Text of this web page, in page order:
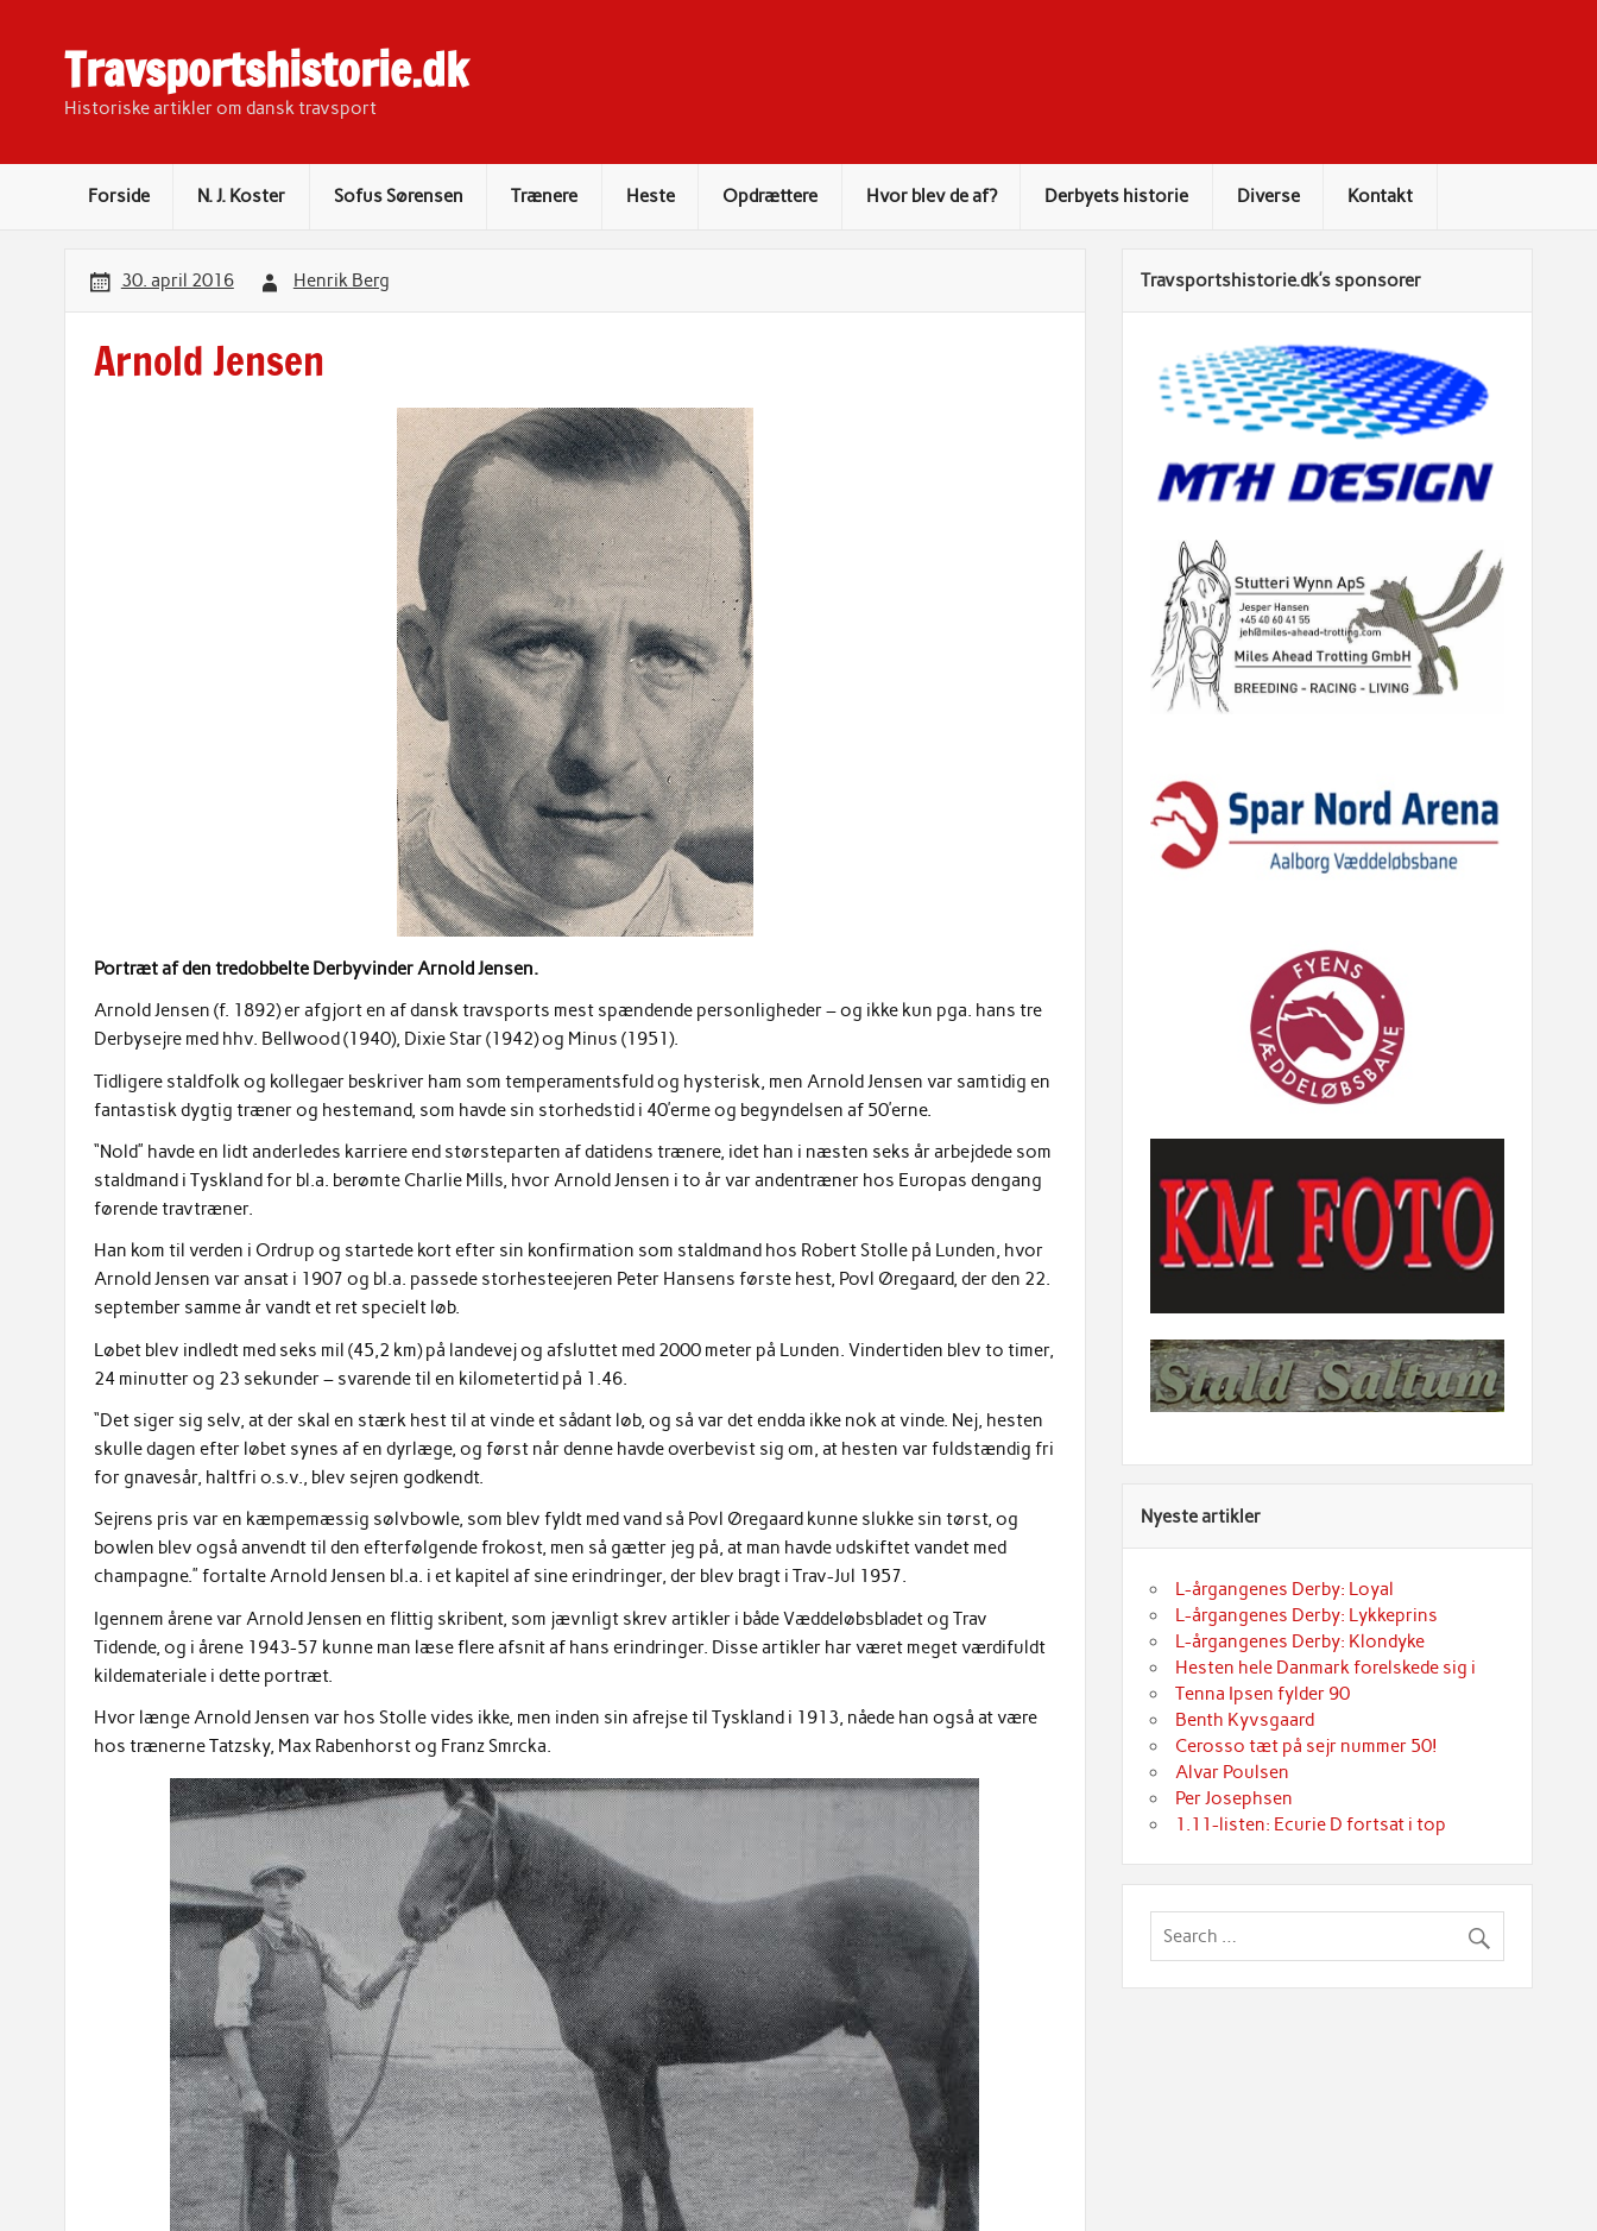
Travsportshistorie.dk
Historiske artikler om dansk travsport
Forside N. J. Koster Sofus Sørensen Trænere Heste Opdrættere Hvor blev de af? Derbyets historie Diverse Kontakt
30. april 2016 Henrik Berg
Arnold Jensen
Portræt af den tredobbelte Derbyvinder Arnold Jensen.
Arnold Jensen (f. 1892) er afgjort en af dansk travsports mest spændende personligheder – og ikke kun pga. hans tre
Derbysejre med hhv. Bellwood (1940), Dixie Star (1942) og Minus (1951).
Tidligere staldfolk og kollegaer beskriver ham som temperamentsfuld og hysterisk, men Arnold Jensen var samtidig en
fantastisk dygtig træner og hestemand, som havde sin storhedstid i 40’erme og begyndelsen af 50’erne.
“Nold” havde en lidt anderledes karriere end størsteparten af datidens trænere, idet han i næsten seks år arbejdede som
staldmand i Tyskland for bl.a. berømte Charlie Mills, hvor Arnold Jensen i to år var andentræner hos Europas dengang
førende travtræner.
Han kom til verden i Ordrup og startede kort efter sin konfirmation som staldmand hos Robert Stolle på Lunden, hvor
Arnold Jensen var ansat i 1907 og bl.a. passede storhesteejeren Peter Hansens første hest, Povl Øregaard, der den 22.
september samme år vandt et ret specielt løb.
Løbet blev indledt med seks mil (45,2 km) på landevej og afsluttet med 2000 meter på Lunden. Vindertiden blev to timer,
24 minutter og 23 sekunder – svarende til en kilometertid på 1.46.
“Det siger sig selv, at der skal en stærk hest til at vinde et sådant løb, og så var det endda ikke nok at vinde. Nej, hesten
skulle dagen efter løbet synes af en dyrlæge, og først når denne havde overbevist sig om, at hesten var fuldstændig fri
for gnavesår, haltfri o.s.v., blev sejren godkendt.
Sejrens pris var en kæmpemæssig sølvbowle, som blev fyldt med vand så Povl Øregaard kunne slukke sin tørst, og
bowlen blev også anvendt til den efterfølgende frokost, men så gætter jeg på, at man havde udskiftet vandet med
champagne.” fortalte Arnold Jensen bl.a. i et kapitel af sine erindringer, der blev bragt i Trav-Jul 1957.
Igennem årene var Arnold Jensen en flittig skribent, som jævnligt skrev artikler i både Væddeløbsbladet og Trav
Tidende, og i årene 1943-57 kunne man læse flere afsnit af hans erindringer. Disse artikler har været meget værdifuldt
kildemateriale i dette portræt.
Hvor længe Arnold Jensen var hos Stolle vides ikke, men inden sin afrejse til Tyskland i 1913, nåede han også at være
hos trænerne Tatzsky, Max Rabenhorst og Franz Smrcka.
Travsportshistorie.dk’s sponsorer
Nyeste artikler
L-årgangenes Derby: Loyal
L-årgangenes Derby: Lykkeprins
L-årgangenes Derby: Klondyke
Hesten hele Danmark forelskede sig i
Tenna Ipsen fylder 90
Benth Kyvsgaard
Cerosso tæt på sejr nummer 50!
Alvar Poulsen
Per Josephsen
1.11-listen: Ecurie D fortsat i top